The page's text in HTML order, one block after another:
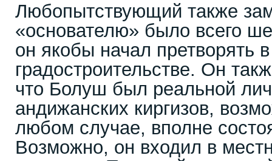
Любопытствующий также
«основателю» было всего
он якобы начал претворять
градостроительстве. Он
что Болуш был реальной
андижанских киргизов,
любом случае, вполне
Возможно, он входил в